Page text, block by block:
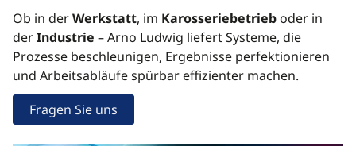
Ob in derWerkstatt, im Karosseriebetrieb oder in
derIndustrie – Arno Ludwig liefert Systeme, die
Prozesse beschleunigen, Ergebnisse perfektionieren
und Arbeitsabläufe spürbar effizienter machen.
Fragen Sie uns